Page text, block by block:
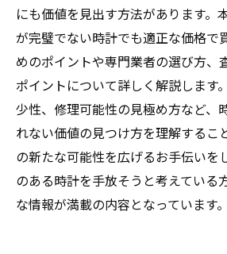
にも価値を見出す方法があります。
が完璧でない時計でも適正な価格で
めのポイントや専門業者の選び方、
ポイントについて詳しく解説します
少性、修理可能性の見極め方など、
れない価値の見つけ方を理解するこ
の新たな可能性を広げるお手伝いを
のある時計を手放そうと考えている
な情報が満載の内容となっています。